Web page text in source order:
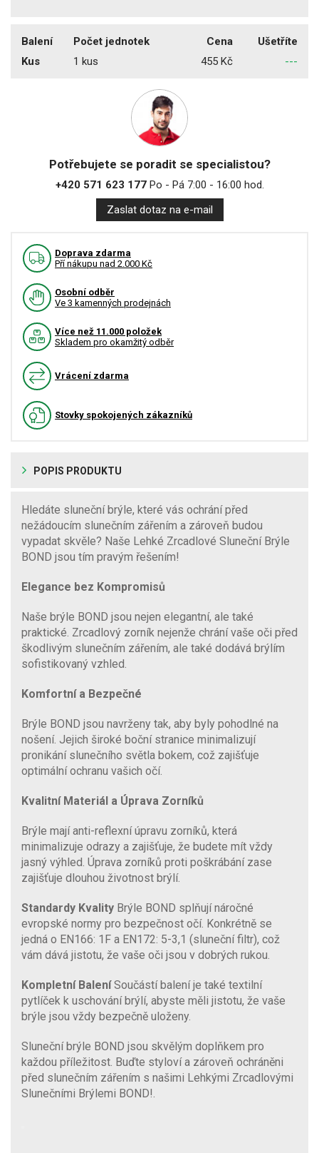
Balení Počet jednotek Cena
Ušetříte
Kus
1 kus 455 Kč ---
Potřebujete se poradit se specialistou?
+420 571 623 177Po - Pá 7:00 - 16:00 hod.
Zaslat dotaz na e-mail
Doprava zdarma
Pří nákupu nad 2.000 Kč
Osobní odběr
Ve 3 kamenných prodejnách
Více než 11.000 položek
Skladem pro okamžitý odběr
Vrácení zdarma
Stovky spokojených zákazníků
POPIS PRODUKTU
Hledáte sluneční brýle, které vás ochrání před
nežádoucím slunečním zářením a zároveň budou
vypadat skvěle? Naše Lehké Zrcadlové Sluneční Brýle
BOND jsou tím pravým řešením!
Elegance bez Kompromisů
Naše brýle BOND jsou nejen elegantní, ale také
praktické. Zrcadlový zorník nejenže chrání vaše oči před
škodlivým slunečním zářením, ale také dodává brýlím
sofistikovaný vzhled.
Komfortní a Bezpečné
Brýle BOND jsou navrženy tak, aby byly pohodlné na
nošení. Jejich široké boční stranice minimalizují
pronikání slunečního světla bokem, což zajišťuje
optimální ochranu vašich očí.
Kvalitní Materiál a Úprava Zorníků
Brýle mají anti-reflexní úpravu zorníků, která
minimalizuje odrazy a zajišťuje, že budete mít vždy
jasný výhled. Úprava zorníků proti poškrábání zase
zajišťuje dlouhou životnost brýlí.
Standardy Kvality Brýle BOND splňují náročné
evropské normy pro bezpečnost očí. Konkrétně se
jedná o EN166: 1F a EN172: 5-3,1 (sluneční filtr), což
vám dává jistotu, že vaše oči jsou v dobrých rukou.
Kompletní BaleníSoučástí balení je také textilní
pytlíček k uschování brýlí, abyste měli jistotu, že vaše
brýle jsou vždy bezpečně uloženy.
Sluneční brýle BOND jsou skvělým doplňkem pro
každou příležitost. Buďte styloví a zároveň ochráněni
před slunečním zářením s našimi Lehkými Zrcadlovými
Slunečními Brýlemi BOND!.